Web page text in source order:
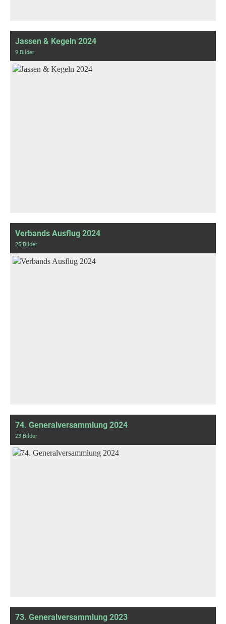
Jassen & Kegeln 2024
9 Bilder
Verbands Ausflug 2024
25 Bilder
74. Generalversammlung 2024
23 Bilder
73. Generalversammlung 2023